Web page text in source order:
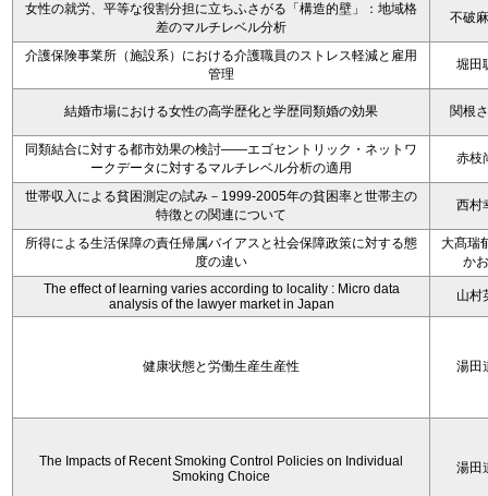
女性の就労、平等な役割分担に立ちふさがる「構造的壁」：地域格
差のマルチレベル分析
不破
介護保険事業所（施設系）における介護職員のストレス軽減と雇用
管理
堀田
結婚市場における女性の高学歴化と学歴同類婚の効果 関根
同類結合に対する都市効果の検討――エゴセントリック・ネットワ
ークデータに対するマルチレベル分析の適用
赤枝
世帯収入による貧困測定の試み－1999-2005年の貧困率と世帯主の
特徴との関連について
西村
所得による生活保障の責任帰属バイアスと社会保障政策に対する態
度の違い
大髙瑞
か
The effect of learning varies according to locality : Micro data
analysis of the lawyer market in Japan
山村
健康状態と労働生産生産性 湯田
The Impacts of Recent Smoking Control Policies on Individual
Smoking Choice
湯田